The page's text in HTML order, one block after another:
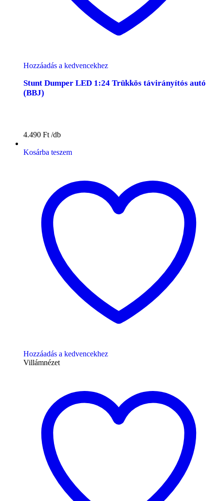
Hozzáadás a kedvencekhez
Stunt Dumper LED 1:24 Trükkös távirányítós autó
(BBJ)
4.490 Ft
Kosárba teszem
Hozzáadás a kedvencekhez
Villámnézet